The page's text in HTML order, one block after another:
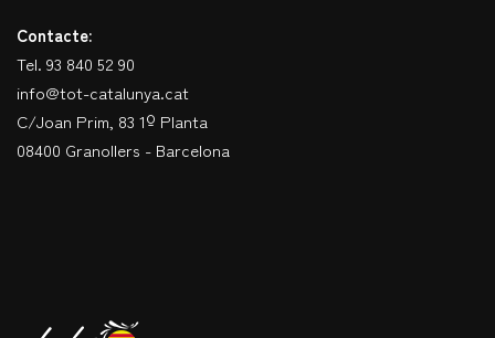
Contacte:
Tel. 93 840 52 90
info@tot-catalunya.cat
C/Joan Prim, 83 1º Planta
08400 Granollers - Barcelona